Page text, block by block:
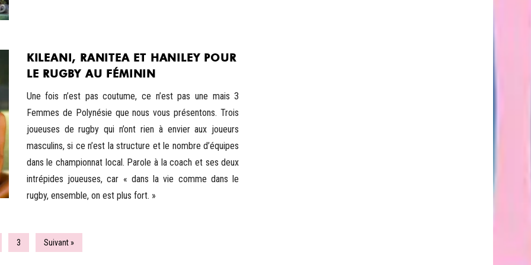
KILEANI, RANITEA ET HANILEY POUR
LE RUGBY AU FÉMININ
Une fois n’est pas coutume, ce n’est pas une mais 3
Femmes de Polynésie que nous vous présentons. Trois
joueuses de rugby qui n’ont rien à envier aux joueurs
masculins, si ce n’est la structure et le nombre d’équipes
dans le championnat local. Parole à la coach et ses deux
intrépides joueuses, car « dans la vie comme dans le
rugby, ensemble, on est plus fort. »
3 Suivant »